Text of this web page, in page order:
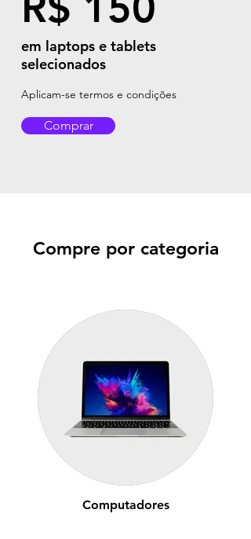
em laptops e tablets
selecionados
Aplicam-se termos e condições
Comprar
Compre por categoria
Computadores